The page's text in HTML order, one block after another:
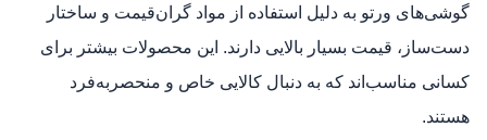
گوشی‌های ورتو به دلیل استفاده از مواد گران‌قیمت و ساختار
دست‌ساز، قیمت بسیار بالایی دارند. این محصولات بیشتر برای
کسانی مناسب‌اند که به دنبال کالایی خاص و منحصربه‌فرد
هستند.